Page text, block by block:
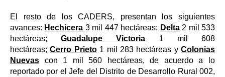
El resto de los CADERS, presentan los siguientes
avances: Hechicera 3 mil 447 hectáreas; Delta2 mil 533
hectáreas;Guadalupe Victoria 1 mil 608
hectáreas;Cerro Prieto1 mil 283 hectáreas y Colonias
Nuevas con 1 mil 560 hectáreas, de acuerdo a lo
reportado por el Jefe del Distrito de Desarrollo Rural 002,